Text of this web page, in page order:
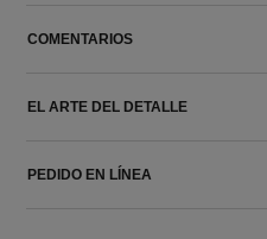
COMENTARIOS
EL ARTE DEL DETALLE
PEDIDO EN LÍNEA